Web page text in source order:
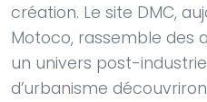
création. Le site DMC,
Motoco, rassemble des
un univers post-
d’urbanisme